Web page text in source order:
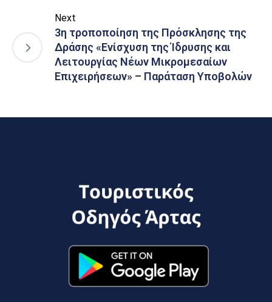
Next
3η τροποποίηση της Πρόσκλησης της
Δράσης «Ενίσχυση της Ίδρυσης και
Λειτουργίας Νέων Μικρομεσαίων
Επιχειρήσεων» – Παράταση Υποβολών